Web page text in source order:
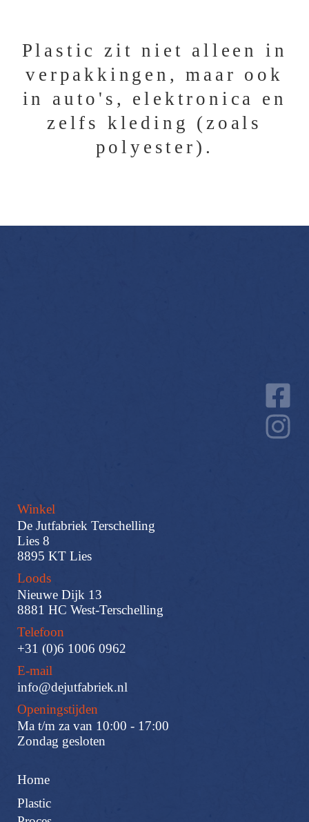
Plastic zit niet alleen in
verpakkingen, maar ook
in auto's, elektronica en
zelfs kleding (zoals
polyester).
Winkel
De Jutfabriek Terschelling
Lies 8
8895 KT Lies
Loods
Nieuwe Dijk 13
8881 HC West-Terschelling
Telefoon
+31 (0)6 1006 0962
E-mail
info@dejutfabriek.nl
Openingstijden
Ma t/m za van 10:00 - 17:00
Zondag gesloten
Home
Plastic